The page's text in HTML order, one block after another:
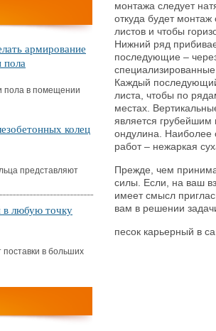
армирование
пола
пола в помещении
колец
представляют
в любую точку
поставки в больших
монтажа следует
откуда будет монтаж
листов и чтобы
Нижний ряд
последующие –
Каждый
листа, чтобы по
местах.
является грубейшим
ондулина. Наиболее
работ – нежаркая
Прежде, чем
силы. Если, на ваш
имеет смысл
вам в решении
песок карьерный в